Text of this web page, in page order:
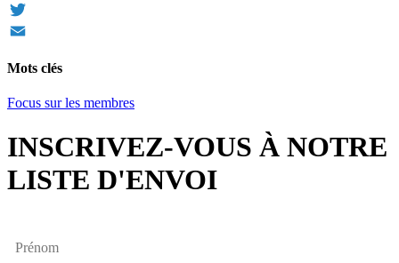
Facebook
Twitter
Mots clés
Focus sur les membres
INSCRIVEZ-VOUS À NOTRE
LISTE D'ENVOI